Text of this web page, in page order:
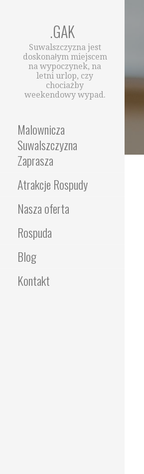
.GAK
Suwalszczyzna jest
doskonałym miejscem
na wypoczynek, na
letni urlop, czy
chociażby
weekendowy wypad.
Malownicza
Suwalszczyzna
Zaprasza
Atrakcje Rospudy
Nasza oferta
Rospuda
Blog
Kontakt